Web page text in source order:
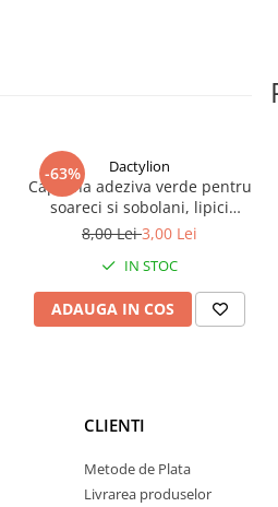
-63% Dactylion
Capcana adeziva verde pentru
soareci si sobolani, lipici
puternic, 16 x 21 cm, non
usoara
8,00 Lei3,00 Lei
IN STOC
ADAUGA IN COS
CLIENTI
Metode de Plata
Livrarea produselor